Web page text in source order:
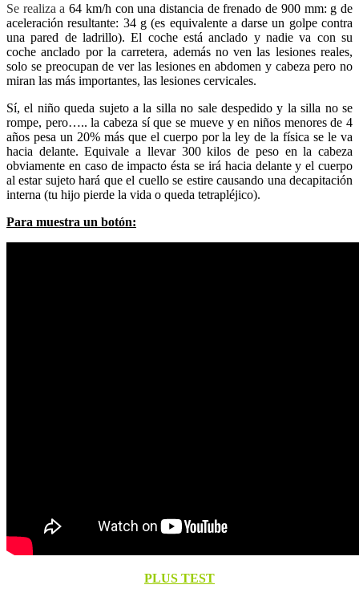
Se realiza a64 km/h con una distancia de frenado de 900 mm: g de
aceleración resultante: 34 g (es equivalente a darse un golpe contra
una pared de ladrillo). El coche está anclado y nadie va con su
coche anclado por la carretera, además no ven las lesiones reales,
solo se preocupan de ver las lesiones en abdomen y cabeza pero no
miran las más importantes, las lesiones cervicales.
Sí, el niño queda sujeto a la silla no sale despedido y la silla no se
rompe, pero….. la cabeza sí que se mueve y en niños menores de 4
años pesa un 20% más que el cuerpo por la ley de la física se le va
hacia delante. Equivale a llevar 300 kilos de peso en la cabeza
obviamente en caso de impacto ésta se irá hacia delante y el cuerpo
al estar sujeto hará que el cuello se estire causando una decapitación
interna (tu hijo pierde la vida o queda tetrapléjico).
Para muestra un botón:
PLUS TEST